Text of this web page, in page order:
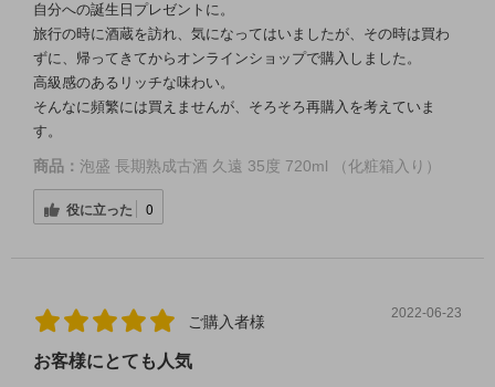
自分への誕生日プレゼントに。
旅行の時に酒蔵を訪れ、気になってはいましたが、その時は買わ
ずに、帰ってきてからオンラインショップで購入しました。
高級感のあるリッチな味わい。
そんなに頻繁には買えませんが、そろそろ再購入を考えていま
す。
商品： 泡盛 長期熟成古酒 久遠 35度 720ml （化粧箱入り）
役に立った 0
ご購入者様 2022-06-23
お客様にとても人気